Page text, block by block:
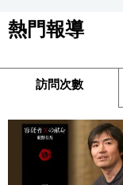
熱門報導
訪問次數